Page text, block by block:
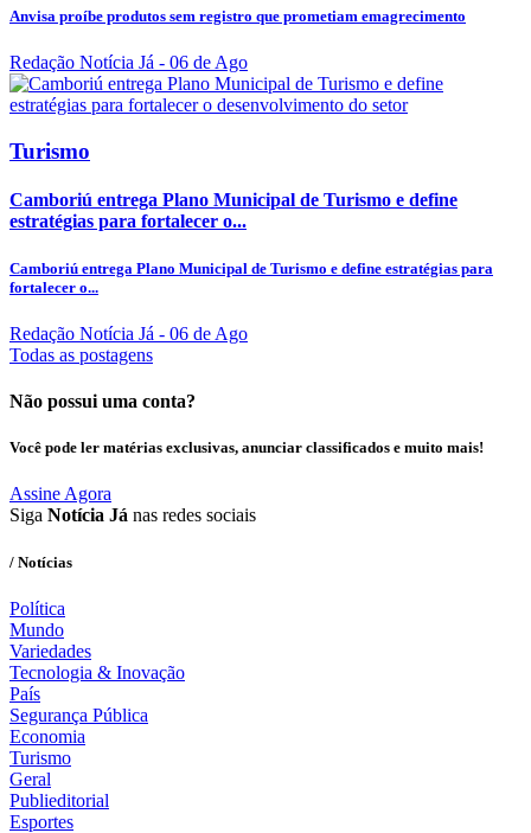
Anvisa proíbe produtos sem registro que prometiam emagrecimento
Redação Notícia Já - 06 de Ago
Turismo
Camboriú entrega Plano Municipal de Turismo e define
estratégias para fortalecer o...
Camboriú entrega Plano Municipal de Turismo e define estratégias para
fortalecer o...
Redação Notícia Já - 06 de Ago
Todas as postagens
Não possui uma conta?
Você pode ler matérias exclusivas, anunciar classificados e muito mais!
Assine Agora
Siga Notícia Já nas redes sociais
/ Notícias
Política
Mundo
Variedades
Tecnologia & Inovação
País
Segurança Pública
Economia
Turismo
Geral
Publieditorial
Esportes